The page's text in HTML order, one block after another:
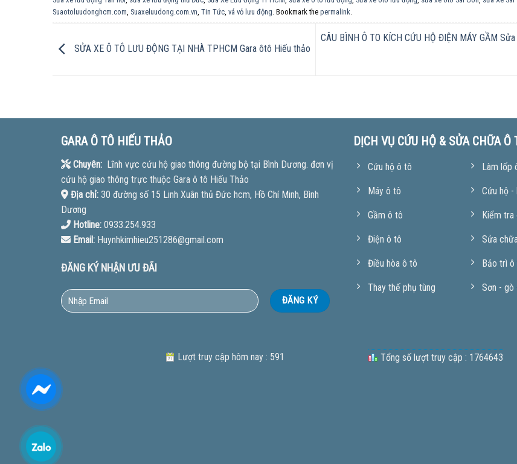
Suaotoluudonghcm.com Suaxeluudong.com.vn Tin Tức vá vỏ lưu động . Bookmark the permalink
SỬA XE Ô TÔ LƯU ĐỘNG TẠI NHÀ TPHCM Gara ôtô Hiếu thảo
CÂU BÌNH Ô TO KÍCH CỨU HỘ ĐIỆN MÁY GẦM
GARA Ô TÔ HIẾU THẢO
Chuyên:Lĩnh vực cứu hộ giao thông đường bộ tại Bình Dương. đơn vị
cứu hộ giao thông trực thuộc Gara ô tô Hiếu Thảo
Địa chỉ:30 đường số 15 Linh Xuân thủ Đức hcm, Hồ Chí Minh, Bình
Dương
Hotline:0933.254.933
Email:Huynhkimhieu251286@gmail.com
ĐĂNG KÝ NHẬN ƯU ĐÃI
DỊCH VỤ CỨU HỘ & SỬA CHỮA Ô
Cứu hộ ô tô
Máy ô tô
Gầm ô tô
Điện ô tô
Điều hòa ô tô
Thay thế phụ tùng
Làm lốp
Cứu hộ -
Kiểm
Sửa
Bảo trì ô
Sơn - gò
Lượt truy cập hôm nay : 591 Tổng số lượt truy cập : 1764643